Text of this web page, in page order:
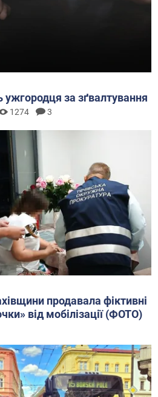
за зґвалтування
1274 3
продавала фіктивні
від мобілізації (ФОТО)